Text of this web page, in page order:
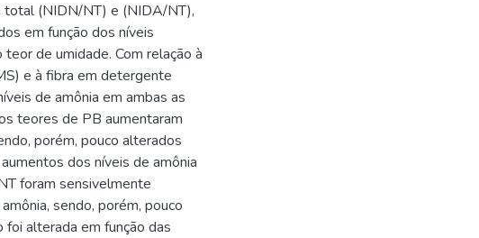
total (NIDN/NT) e (NIDA/NT),
em função dos níveis
de umidade. Com relação à
e à fibra em detergente
de amônia em ambas as
teores de PB aumentaram
porém, pouco alterados
dos níveis de amônia
foram sensivelmente
sendo, porém, pouco
alterada em função das